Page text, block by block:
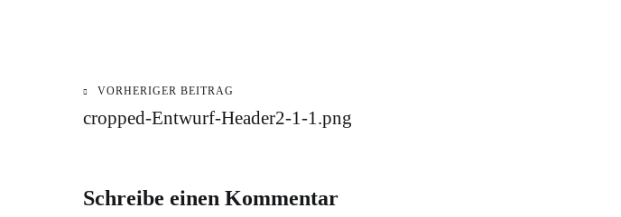
Beitragsnavigation
VORHERIGER BEITRAG
cropped-Entwurf-Header2-1-1.png
Schreibe einen Kommentar